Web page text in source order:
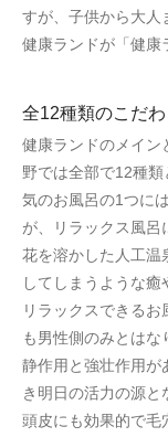
すが、子供から大人
健康ランドが「健康
全12種類のこだ
健康ランドのメイン
野では全部で12種
気のお風呂の1つに
が、リラックス風
花を溶かした人工温
してしまうような
リラックスできる
も男性側のみとは
静作用と強壮作用が
き明日の活力の源
頭皮にも効果的で毛